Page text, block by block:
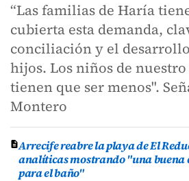
“Las familias de Haría
cubierta esta demanda,
conciliación y el
hijos. Los niños de
tienen que ser menos".
Montero
Arrecife reabre la playa de El
analíticas mostrando "una buena
para el baño"